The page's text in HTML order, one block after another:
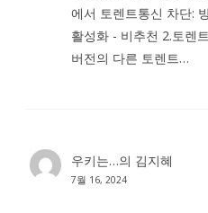
에서 토렌트통신 차단:
활성화 - 비추천 2.토렌
버전의 다른 토렌트…
우키는…의 김지혜
7월 16, 2024